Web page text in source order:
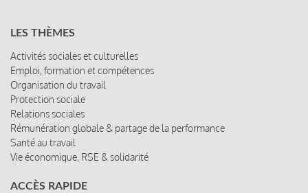
LES THÈMES
Activités sociales et culturelles
Emploi, formation et compétences
Organisation du travail
Protection sociale
Relations sociales
Rémunération globale & partage de la performance
Santé au travail
Vie économique, RSE & solidarité
ACCÈS RAPIDE